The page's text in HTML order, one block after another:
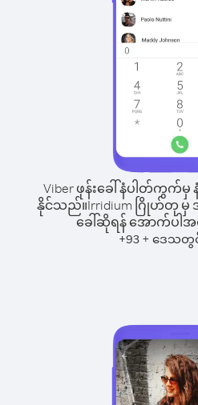
Viber ဖုန်းခေါ်နံပါတ်ကွက်မှ
နိုင်သည်။Irridium ဂြိုဟ်တု မှ
ခေါ်ဆိုရန် အောက်ပါအတို
+93+ ဒေသတွင်